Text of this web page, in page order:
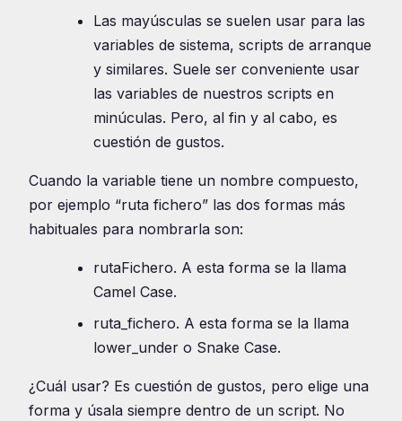
Las mayúsculas se suelen usar para las
variables de sistema, scripts de arranque
y similares. Suele ser conveniente usar
las variables de nuestros scripts en
minúculas. Pero, al fin y al cabo, es
cuestión de gustos.
Cuando la variable tiene un nombre compuesto,
por ejemplo “ruta fichero” las dos formas más
habituales para nombrarla son:
rutaFichero. A esta forma se la llama
Camel Case.
ruta_fichero. A esta forma se la llama
lower_under o Snake Case.
¿Cuál usar? Es cuestión de gustos, pero elige una
forma y úsala siempre dentro de un script. No